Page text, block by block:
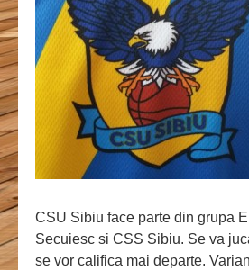
CSU Sibiu face parte din grupa
Secuiesc si CSS Sibiu. Se va
se vor califica mai departe.